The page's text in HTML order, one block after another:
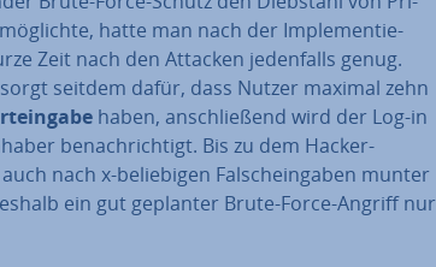
hatte man nach der Im­ple­men­tie­
Zeit nach den Attacken je­den­falls genug.
seitdem dafür, dass Nutzer maximal zehn
haben, an­schlie­ßend wird der Log-in
be­nach­rich­tigt. Bis zu dem Hacker-
nach x-be­lie­bi­gen Falsch­ein­ga­ben munter
ein gut geplanter Brute-Force-Angriff nur